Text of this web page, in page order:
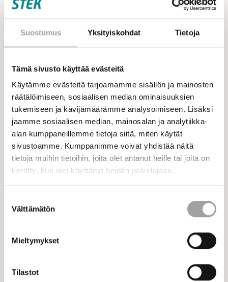
Suostumus Yksityiskohdat Tietoja
Tämä sivusto käyttää evästeitä
Käytämme evästeitä tarjoamamme sisällön ja mainosten
räätälöimiseen, sosiaalisen median ominaisuuksien
tukemiseen ja kävijämäärämme analysoimiseen. Lisäksi
jaamme sosiaalisen median, mainosalan ja analytiikka-
alan kumppaneillemme tietoja siitä, miten käytät
sivustoamme. Kumppanimme voivat yhdistää näitä
tietoja muihin tietoihin, joita olet antanut heille tai joita on
kerätty, kun olet käyttänyt heidän palvelujaan.
valinta
Välttämätön
Mieltymykset
Tilastot
25.6.2026 - Ajankohtaiset
STEK lomailee heinäkuun